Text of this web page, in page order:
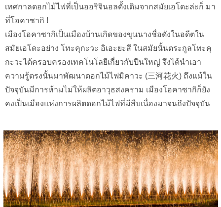
เทศกาลดอกไม้ไฟที่เป็นออริจินอลดั้งเดิมจากสมัยเอโดะล่ะก็ มา
ที่โอคาซากิ !
เมืองโอคาซากิเป็นเมืองบ้านเกิดของขุนนางชื่อดังในอดีตใน
สมัยเอโดะอย่าง โทะคุกะวะ อิเอะยะสึ ในสมัยนั้นตระกูลโทะคุ
กะวะได้ครอบครองเทคโนโลยีเกี่ยวกับปืนใหญ่ จึงได้นำเอา
ความรู้ตรงนั้นมาพัฒนาดอกไม้ไฟมิคาวะ (三河花火) ถึงแม้ใน
ปัจจุบันมีการห้ามไม่ให้ผลิตอาวุธสงคราม เมืองโอคาซากิก็ยัง
คงเป็นเมืองแห่งการผลิตดอกไม้ไฟที่มีสืบเนื่องมาจนถึงปัจจุบัน